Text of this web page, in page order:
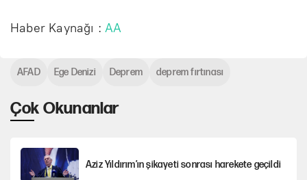
Haber Kaynağı :AA
Çok Okunanlar
Aziz Yıldırım’ın şikayeti sonrası harekete geçildi
AFAD Ege Denizi Deprem deprem fırtınası